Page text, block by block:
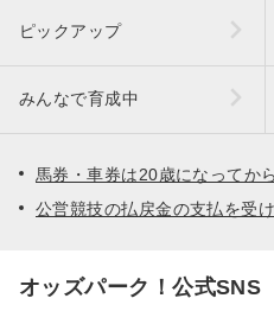
ピックアップ
みんなで育成中
馬券・車券は20歳になってか
公営競技の払戻金の支払を受
オッズパーク！公式SNS